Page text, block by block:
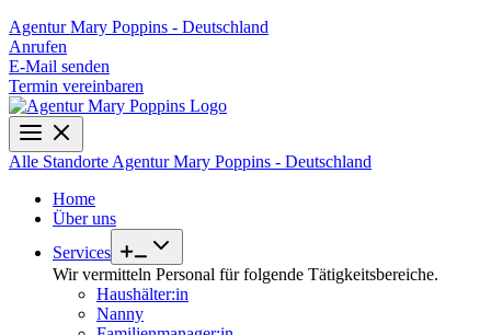
Agentur Mary Poppins - Deutschland
Anrufen
E-Mail senden
Termin vereinbaren
Alle Standorte Agentur Mary Poppins - Deutschland
Home
Über uns
Services
Wir vermitteln Personal für folgende Tätigkeitsbereiche.
Haushälter:in
Nanny